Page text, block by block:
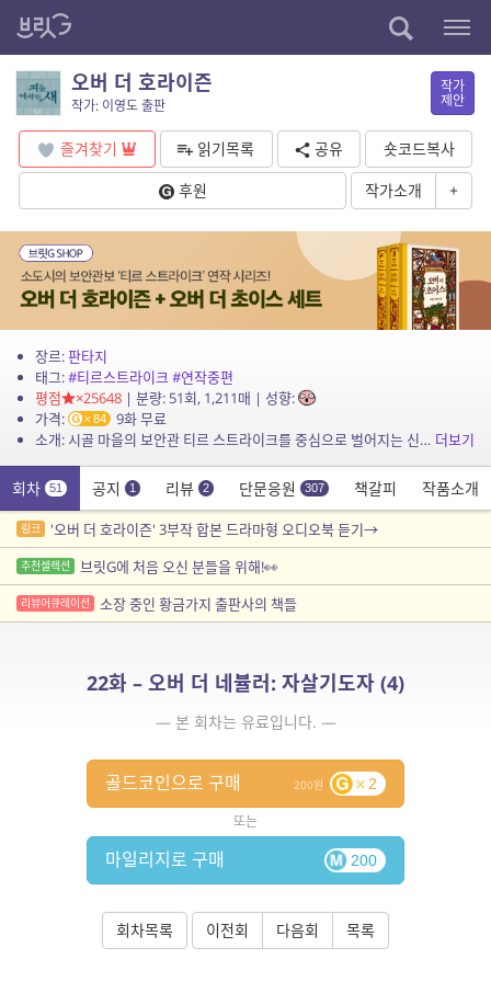
오버 더 호라이즌
작가: 이영도 출판
작가
제안
즐겨찾기 읽기목록 공유
숏코드복사
후원
작가소개 +
장르:판타지
태그:#티르스트라이크#연작중편
평점
×25648| 분량: 51회, 1,211매 | 성향:
가격:
84
9화 무료
소개: 시골 마을의 보안관 티르 스트라이크를 중심으로 벌어지는 신비롭고 기상천외한 이야기를 만나다. 명기 바이올린의 감동을 죽여 버리고 마는 악기 살해자 호라이즌을 시작으로, 자살만을 시... 더보기
회차 51 공지 1 리뷰 2 단문응원 307 책갈피 작품소개
링크 '오버 더 호라이즌' 3부작 합본 드라마형 오디오북 듣기→
추천셀렉션 브릿G에 처음 오신 분들을 위해!👀
리뷰어큐레이션 소장 중인 황금가지 출판사의 책들
22화 – 오버 더 네뷸러: 자살기도자 (4)
— 본 회차는 유료입니다. —
200 2
골드코인으로 구매
또는
200
마일리지로 구매
회차목록 이전회 다음회 목록